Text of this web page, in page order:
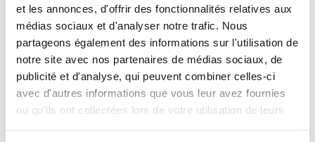
et les annonces, d'offrir des fonctionnalités relatives aux
médias sociaux et d'analyser notre trafic. Nous
partageons également des informations sur l'utilisation de
notre site avec nos partenaires de médias sociaux, de
publicité et d'analyse, qui peuvent combiner celles-ci
avec d'autres informations que vous leur avez fournies
ou qu'ils ont collectées lors de votre utilisation de leurs